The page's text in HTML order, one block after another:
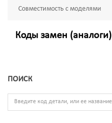
Совместимость с моделями
Коды замен (аналоги)
ПОИСК